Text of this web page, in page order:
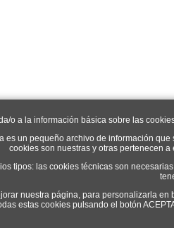
o a la información básica sobre las
es un pequeño archivo de información
cookies son nuestras y otras pertenecen
tipos: las cookies técnicas son
nuestra página, para personalizarla
estas cookies pulsando el botón